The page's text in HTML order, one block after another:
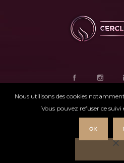
Nous utilisons des cookies
Vous pouvez refuser ce
OK